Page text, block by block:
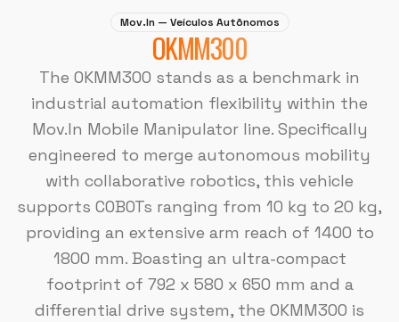
Mov.In — Veículos Autônomos
OKMM300
The OKMM300 stands as a benchmark in
industrial automation flexibility within the
Mov.In Mobile Manipulator line. Specifically
engineered to merge autonomous mobility
with collaborative robotics, this vehicle
supports COBOTs ranging from 10 kg to 20 kg,
providing an extensive arm reach of 1400 to
1800 mm. Boasting an ultra-compact
footprint of 792 x 580 x 650 mm and a
differential drive system, the OKMM300 is